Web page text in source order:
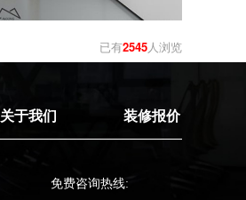
已有2545人浏览
关于我们 装修报价
免费咨询热线: